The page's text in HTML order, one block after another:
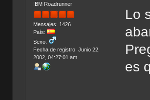
IBM Roadrunner
Mensajes: 1426
País:
Sexo:
Fecha de registro: Junio 22,
2002, 04:27:01 am
Lo
es